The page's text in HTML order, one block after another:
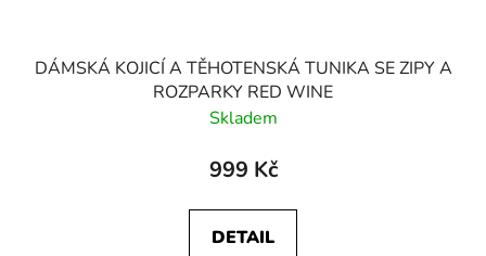
DÁMSKÁ KOJICÍ A TĚHOTENSKÁ TUNIKA SE ZIPY A
ROZPARKY RED WINE
Skladem
999 Kč
DETAIL